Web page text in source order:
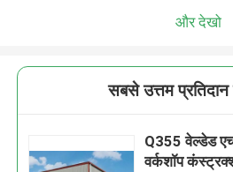
और देखो
सबसे उत्तम प्रतिदान
Q355 वेल्डेड
वर्कशॉप